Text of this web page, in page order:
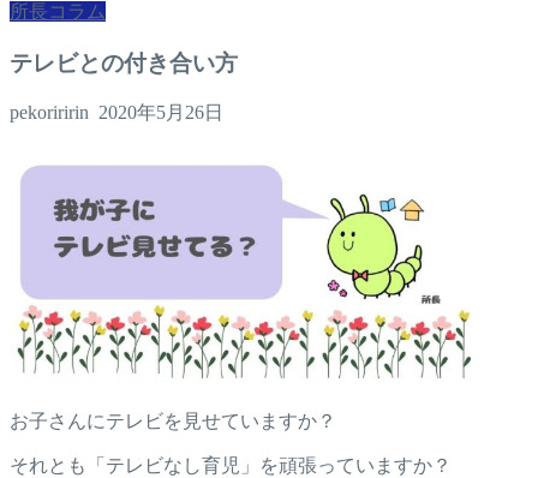
所長コラム
テレビとの付き合い方
pekoriririn 2020年5月26日
お子さんにテレビを見せていますか？
それとも「テレビなし育児」を頑張っていますか？